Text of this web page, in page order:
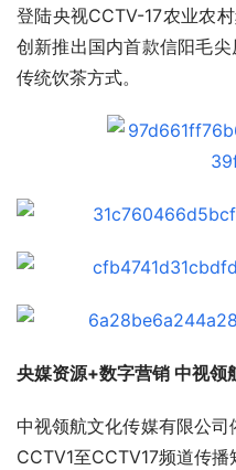
登陆央视CCTV-17农业农
创新推出国内首款信阳毛
传统饮茶方式。
央媒资源+数字营销 中视领
中视领航文化传媒有限公
CCTV1至CCTV17频道传